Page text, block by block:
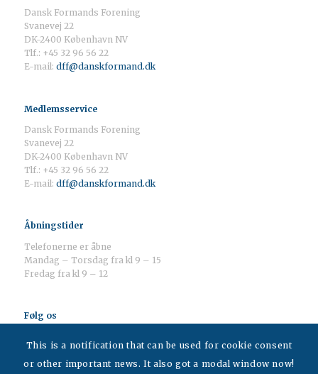
Dansk Formands Forening
Svanevej 22
DK-2400 København NV
Tlf.: +45 32 96 56 22
E-mail: dff@danskformand.dk
Medlemsservice
Dansk Formands Forening
Svanevej 22
DK-2400 København NV
Tlf.: +45 32 96 56 22
E-mail: dff@danskformand.dk
Åbningstider
Telefonerne er åbne
Mandag – Torsdag fra kl 9 – 15
Fredag fra kl 9 – 12
Følg os
This is a notification that can be used for cookie consent
or other important news. It also got a modal window now!